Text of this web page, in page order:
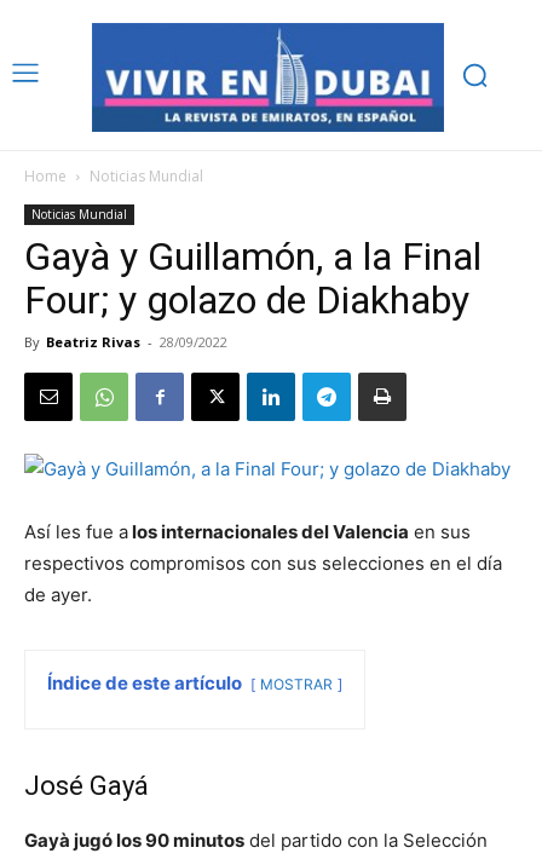
Home Noticias Mundial
Noticias Mundial
Gayà y Guillamón, a la Final
Four; y golazo de Diakhaby
By Beatriz Rivas - 28/09/2022
Así les fue alos internacionales del Valencia en sus
respectivos compromisos con sus selecciones en el día
de ayer.
Índice de este artículo MOSTRAR
José Gayá
Gayà jugó los 90 minutos del partido con la Selección